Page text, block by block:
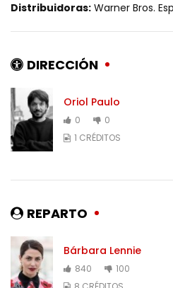
Distribuidoras: Warner Bros.
DIRECCIÓN
Oriol Paulo
0
0
1 CRÉDITOS
REPARTO
Bárbara Lennie
840
100